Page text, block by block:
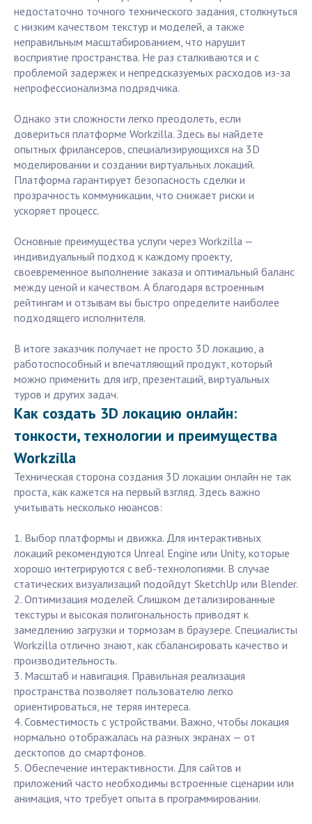
недостаточно точного технического задания, столкнуться
с низким качеством текстур и моделей, а также
неправильным масштабированием, что нарушит
восприятие пространства. Не раз сталкиваются и с
проблемой задержек и непредсказуемых расходов из-за
непрофессионализма подрядчика.
Однако эти сложности легко преодолеть, если
довериться платформе Workzilla. Здесь вы найдете
опытных фрилансеров, специализирующихся на 3D
моделировании и создании виртуальных локаций.
Платформа гарантирует безопасность сделки и
прозрачность коммуникации, что снижает риски и
ускоряет процесс.
Основные преимущества услуги через Workzilla —
индивидуальный подход к каждому проекту,
своевременное выполнение заказа и оптимальный баланс
между ценой и качеством. А благодаря встроенным
рейтингам и отзывам вы быстро определите наиболее
подходящего исполнителя.
В итоге заказчик получает не просто 3D локацию, а
работоспособный и впечатляющий продукт, который
можно применить для игр, презентаций, виртуальных
туров и других задач.
Как создать 3D локацию онлайн:
тонкости, технологии и преимущества
Workzilla
Техническая сторона создания 3D локации онлайн не так
проста, как кажется на первый взгляд. Здесь важно
учитывать несколько нюансов:
1. Выбор платформы и движка. Для интерактивных
локаций рекомендуются Unreal Engine или Unity, которые
хорошо интегрируются с веб-технологиями. В случае
статических визуализаций подойдут SketchUp или Blender.
2. Оптимизация моделей. Слишком детализированные
текстуры и высокая полигональность приводят к
замедлению загрузки и тормозам в браузере. Специалисты
Workzilla отлично знают, как сбалансировать качество и
производительность.
3. Масштаб и навигация. Правильная реализация
пространства позволяет пользователю легко
ориентироваться, не теряя интереса.
4. Совместимость с устройствами. Важно, чтобы локация
нормально отображалась на разных экранах — от
десктопов до смартфонов.
5. Обеспечение интерактивности. Для сайтов и
приложений часто необходимы встроенные сценарии или
анимация, что требует опыта в программировании.